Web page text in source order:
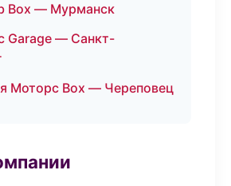
Box — Мурманск
Garage — Санкт-
Моторс Box — Череповец